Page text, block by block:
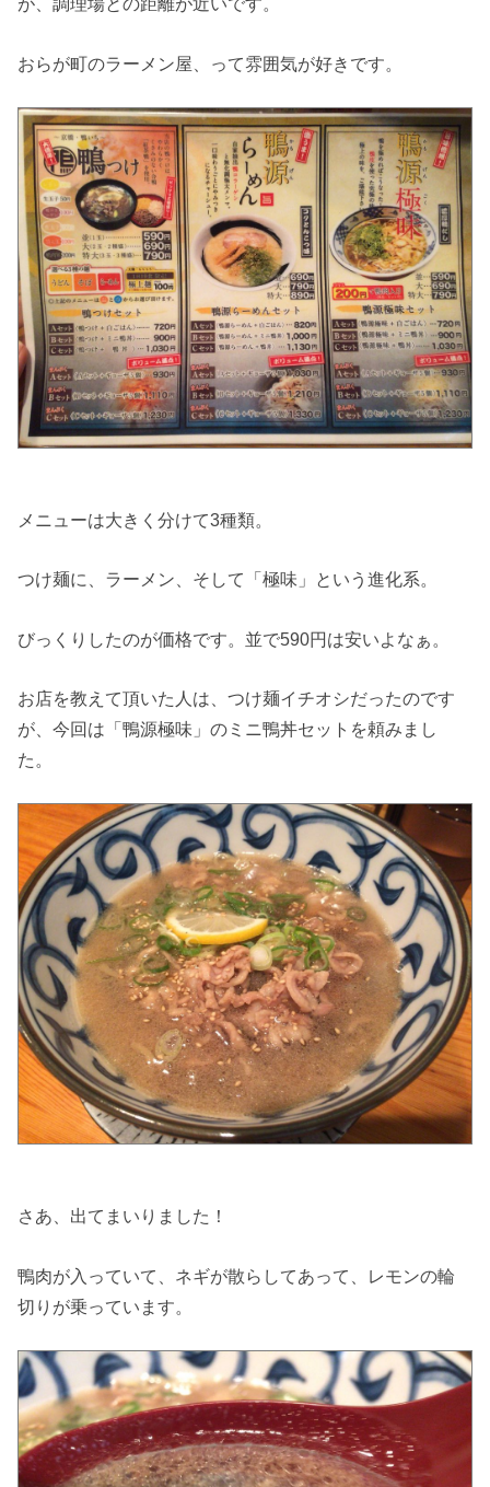
おらが町のラーメン屋、って雰囲気が好きです。
メニューは大きく分けて3種類。
つけ麺に、ラーメン、そして「極味」という進化系。
びっくりしたのが価格です。並で590円は安いよなぁ。
お店を教えて頂いた人は、つけ麺イチオシだったのです
が、今回は「鴨源極味」のミニ鴨丼セットを頼みまし
た。
さあ、出てまいりました！
鴨肉が入っていて、ネギが散らしてあって、レモンの輪
切りが乗っています。